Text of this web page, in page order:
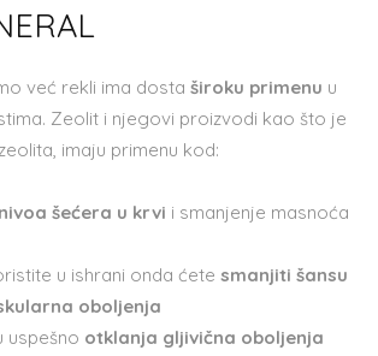
već rekli ima dosta široku primenu u
Zeolit i njegovi proizvodi kao što je
imaju primenu kod:
šećera u krvi i smanjenje masnoća
u ishrani onda ćete smanjiti šansu
oboljenja
uspešno otklanja gljivična oboljenja